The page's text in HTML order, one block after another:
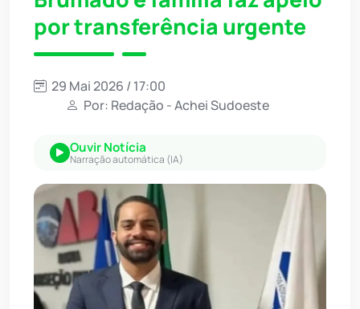
por transferência urgente
29 Mai 2026 / 17:00
Por: Redação - Achei Sudoeste
Ouvir Notícia
Narração automática (IA)